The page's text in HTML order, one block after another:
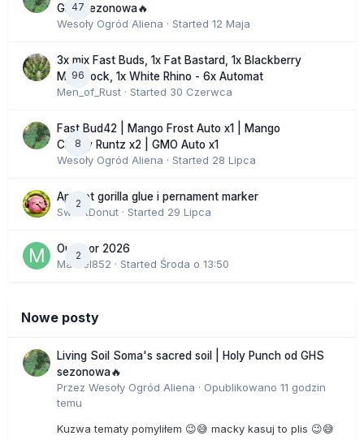
47
GHS sezonowa🔥
Wesoły Ogród Aliena · Started 12 Maja
96
3x mix Fast Buds, 1x Fat Bastard, 1x Blackberry
Moonrock, 1x White Rhino - 6x Automat
Men_of_Rust · Started 30 Czerwca
8
Fast Bud42 | Mango Frost Auto x1 | Mango
Cherry Runtz x2 | GMO Auto x1
Wesoły Ogród Aliena · Started 28 Lipca
2
Apricot gorilla glue i pernament marker
SweetDonut · Started 29 Lipca
2
Outdoor 2026
Marcel852 · Started Środa o 13:50
Nowe posty
Living Soil Soma's sacred soil | Holy Punch od GHS
sezonowa🔥
Przez Wesoły Ogród Aliena · Opublikowano 11 godzin
temu
Kuzwa tematy pomyliłem 😉😅 macky kasuj to plis 😉😅